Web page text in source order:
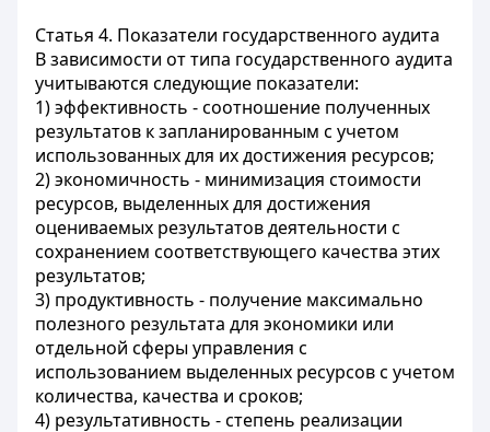
Статья 4. Показатели государственного аудита
В зависимости от типа государственного аудита
учитываются следующие показатели:
1) эффективность - соотношение полученных
результатов к запланированным с учетом
использованных для их достижения ресурсов;
2) экономичность - минимизация стоимости
ресурсов, выделенных для достижения
оцениваемых результатов деятельности с
сохранением соответствующего качества этих
результатов;
3) продуктивность - получение максимально
полезного результата для экономики или
отдельной сферы управления с
использованием выделенных ресурсов с учетом
количества, качества и сроков;
4) результативность - степень реализации